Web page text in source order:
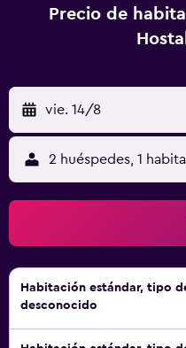
Precio de
vie. 14/8
2 huéspedes, 1
Habitación estándar, tipo
desconocido